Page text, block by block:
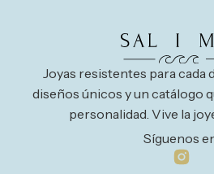
Joyas resistentes para cada
diseños únicos y un catálogo
personalidad. Vive la
Síguenos